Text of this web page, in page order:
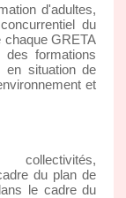
d'adultes,
du
GRETA
des formations
en situation de
et
du plan de
le cadre du